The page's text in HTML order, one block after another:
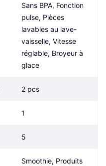
Sans BPA, Fonction
pulse, Pièces
lavables au lave-
vaisselle, Vitesse
réglable, Broyeur à
glace
2 pcs
1
5
Smoothie, Produits